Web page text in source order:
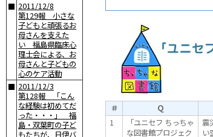
■ 2011/12/8
第129報 小さな
子どもと頑張るお
母さんを支えた
い 福島県臨床心
理士会による、お
母さんと子どもの
心のケア活動
■ 2011/12/3
第128報 「こん
な経験は初めてだ
った・・・」 福
島・双葉町の子ど
もたちが、日伊バ
＃ Ｑ
1
「ユニセフ ちっちゃ
な図書館プロジェク
震
い